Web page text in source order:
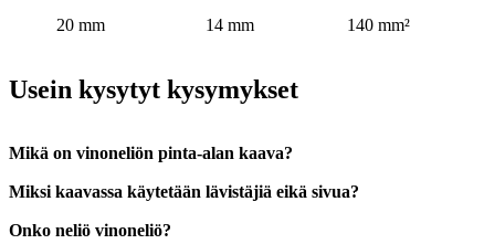
20 mm
14 mm 140 mm²
Usein kysytyt kysymykset
Mikä on vinoneliön pinta-alan kaava?
Miksi kaavassa käytetään lävistäjiä eikä sivua?
Onko neliö vinoneliö?